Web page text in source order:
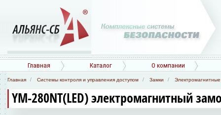
Главная Каталог О компании
Главная Системы контроля и управления доступом Замки
YM-280NT(LED) электромагнитный